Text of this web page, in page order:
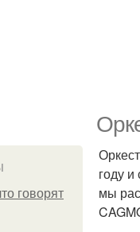
говорят
году
мы